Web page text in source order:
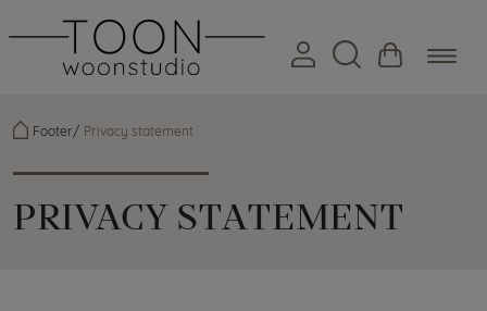
Footer Privacy statement
PRIVACY STATEMENT